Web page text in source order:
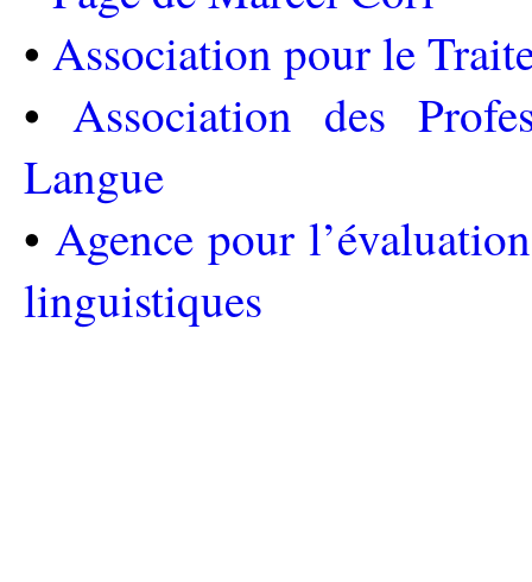
• Association pour le
• Association des
Langue
• Agence pour
linguistiques